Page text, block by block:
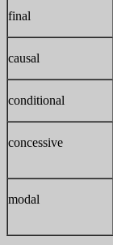
final
causal
conditional
concessive
modal